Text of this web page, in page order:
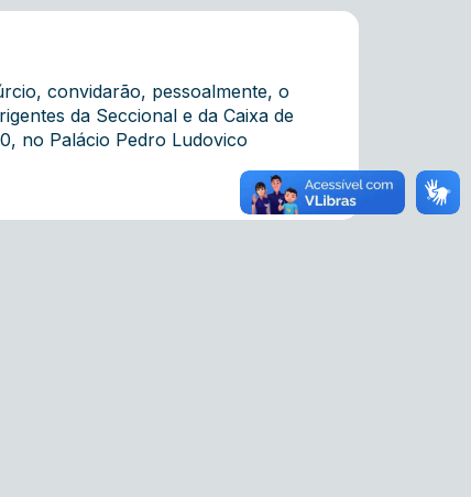
convidarão, pessoalmente, o
da Seccional e da Caixa de
no Palácio Pedro Ludovico